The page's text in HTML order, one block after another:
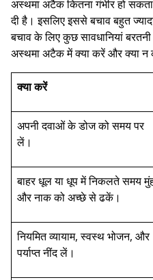
अस्थमा अटैक कितना गंभीर हो
दी है। इसलिए इससे बचाव बहुत
बचाव के लिए कुछ सावधानियां
अस्थमा अटैक में क्या करें और क्या न
क्या करें
अपनी दवाओं के डोज को समय पर
लें।
बाहर धूल या धूप में निकलते समय
और नाक को अच्छे से ढकें।
नियमित व्यायाम, स्वस्थ भोजन, और
पर्याप्त नींद लें।